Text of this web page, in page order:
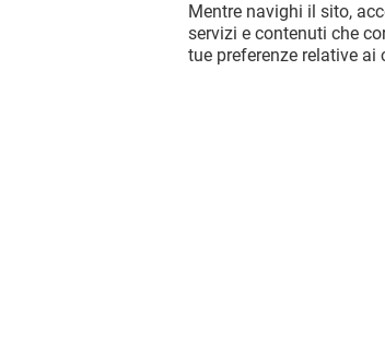
Mentre navighi il sito,
servizi e contenuti che
tue preferenze relative ai